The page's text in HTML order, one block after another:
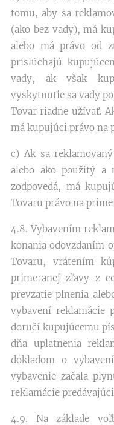
tomu, aby sa
(ako bez vady), má
alebo má právo od
prislúchajú
vady, ak však
vyskytnutie sa vady
Tovar riadne užívať.
má kupujúci právo na
c) Ak sa
alebo ako použitý a
zodpovedá, má
Tovaru právo na
4.8. Vybavením
konania odovzdaním
Tovaru, vrátením
primeranej zľavy z
prevzatie plnenia
vybavení reklamácie
doručí kupujúcemu
dňa uplatnenia
dokladom o
vybavenie začala
reklamácie
4.9. Na základe